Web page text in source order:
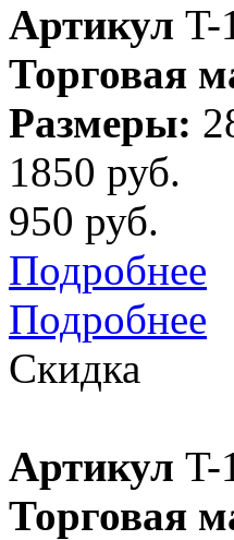
Артикул T-
Торговая
Размеры:
1850 руб.
950 руб.
Подробнее
Подробнее
Скидка
Артикул T-
Торговая